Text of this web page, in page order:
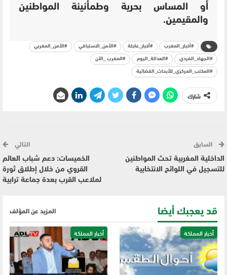
أو المساس بحرية وطمأنينة المواطنين
والمقيمين.
#أخبار_المغرب #أخبار_عاجلة #الأمن_الاستباقي #الأمن_المغربي
#الجهاد_الفردي #العدالة_اليوم #المغرب _الآن
#المكتب_المركزي_للأبحاث_القضائية
شارك
السابق
الداخلية المغربية تحث المواطنين
للتسجيل في اللوائح الانتخابية
التالي
الخميسات: دعم شباب العالم
القروي من خلال إطلاق ثورة
لملاعب القرب بعدة جماعة ترابية
قد يعجبك أيضا المزيد عن المؤلف
أخبار المملكة أخبار المملكة